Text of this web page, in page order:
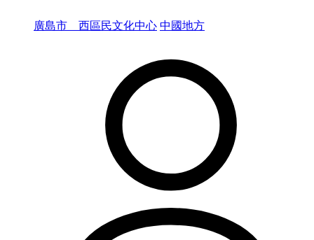
廣島市 西區民文化中心 中國地方